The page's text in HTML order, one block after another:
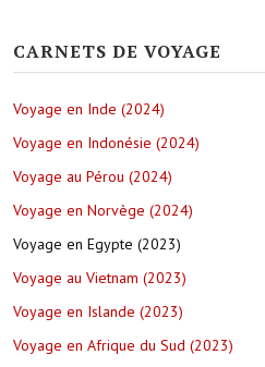
CARNETS DE VOYAGE
Voyage en Inde (2024)
Voyage en Indonésie (2024)
Voyage au Pérou (2024)
Voyage en Norvège (2024)
Voyage en Egypte (2023)
Voyage au Vietnam (2023)
Voyage en Islande (2023)
Voyage en Afrique du Sud (2023)